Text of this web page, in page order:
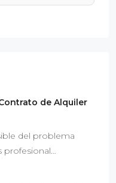
de Alquiler
del problema
profesional…